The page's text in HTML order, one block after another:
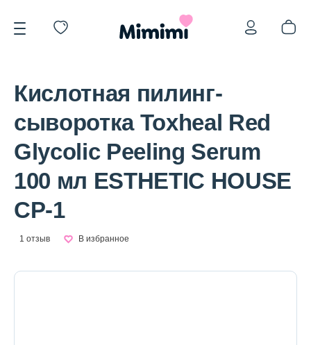
*OVERSTOCK -30%
Уход за лицом
Кислотная пилинг-
сыворотка Toxheal Red
Glycolic Peeling Serum
100 мл ESTHETIC HOUSE
СР-1
1 отзыв В избранное